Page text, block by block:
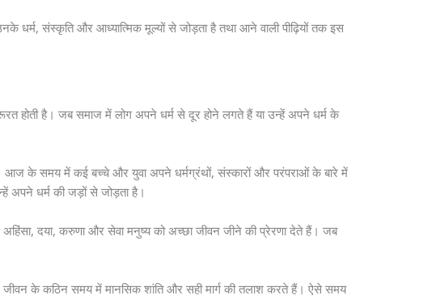
धर्म, संस्कृति और आध्यात्मिक मूल्यों से जोड़ता है तथा आने वाली पीढ़ियों तक इस
होती है। जब समाज में लोग अपने धर्म से दूर होने लगते हैं या उन्हें अपने धर्म के
आज के समय में कई बच्चे और युवा अपने धर्मग्रंथों, संस्कारों और परंपराओं के बारे में
अपने धर्म की जड़ों से जोड़ता है।
दया, करुणा और सेवा मनुष्य को अच्छा जीवन जीने की प्रेरणा देते हैं। जब
जीवन के कठिन समय में मानसिक शांति और सही मार्ग की तलाश करते हैं। ऐसे समय